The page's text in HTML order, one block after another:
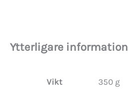
Ytterligare information
Vikt 350 g